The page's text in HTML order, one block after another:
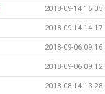
2018-09-14 15:05
2018-09-14 14:17
2018-09-06 09:16
2018-09-06 09:12
2018-08-14 13:28